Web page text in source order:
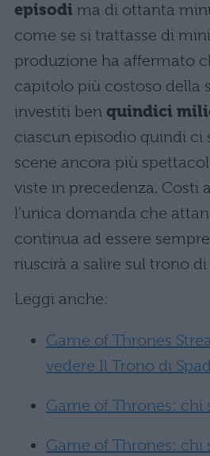
episodi ma di ottanta
come se si trattasse di
produzione ha affermato
capitolo più costoso della
investiti ben quindici
ciascun episodio quindi ci
scene ancora più
viste in precedenza. Costi
l’unica domanda che
continua ad essere
riuscirà a salire sul trono di
Leggi anche:
Game of Thrones
vedere Il Trono di
Game of Thrones: chi
Game of Thrones: chi